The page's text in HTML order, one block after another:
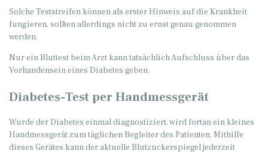
Solche Teststreifen können als erster Hinweis auf die Krankheit
fungieren, sollten allerdings nicht zu ernst genau genommen
werden.
Nur ein Bluttest beim Arzt kann tatsächlich Aufschluss über das
Vorhandensein eines Diabetes geben.
Diabetes-Test per Handmessgerät
Wurde der Diabetes einmal diagnostiziert, wird fortan ein kleines
Handmessgerät zum täglichen Begleiter des Patienten. Mithilfe
dieses Gerätes kann der aktuelle Blutzuckerspiegel jederzeit